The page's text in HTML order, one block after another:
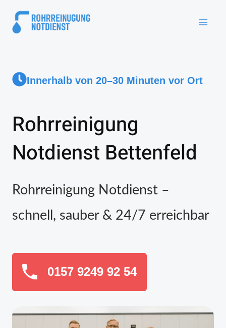
Innerhalb von 20–30 Minuten vor Ort
Rohrreinigung
Notdienst Bettenfeld
Rohrreinigung Notdienst –
schnell, sauber & 24/7 erreichbar
0157 9249 92 54